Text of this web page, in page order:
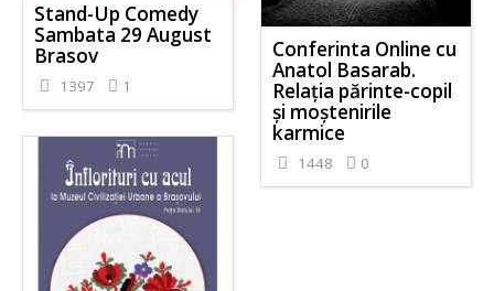
Conferinta Online cu
Anatol Basarab.
Relația părinte-copil
și moștenirile
karmice
1448 0
Stand-Up Comedy
Sambata 29 August
Brasov
1397 1